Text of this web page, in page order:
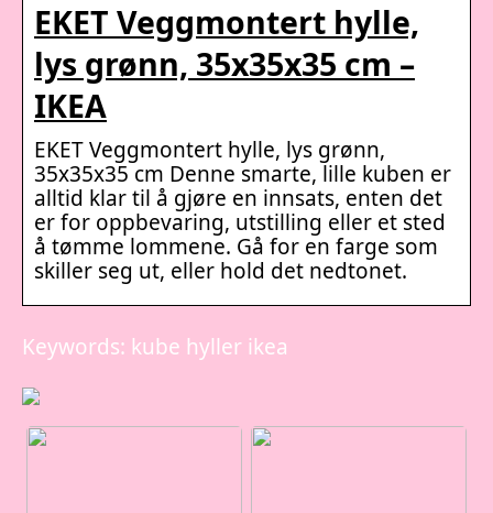
EKET Veggmontert hylle,
lys grønn, 35x35x35 cm –
IKEA
EKET Veggmontert hylle, lys grønn,
35x35x35 cm Denne smarte, lille kuben er
alltid klar til å gjøre en innsats, enten det
er for oppbevaring, utstilling eller et sted
å tømme lommene. Gå for en farge som
skiller seg ut, eller hold det nedtonet.
Keywords: kube hyller ikea